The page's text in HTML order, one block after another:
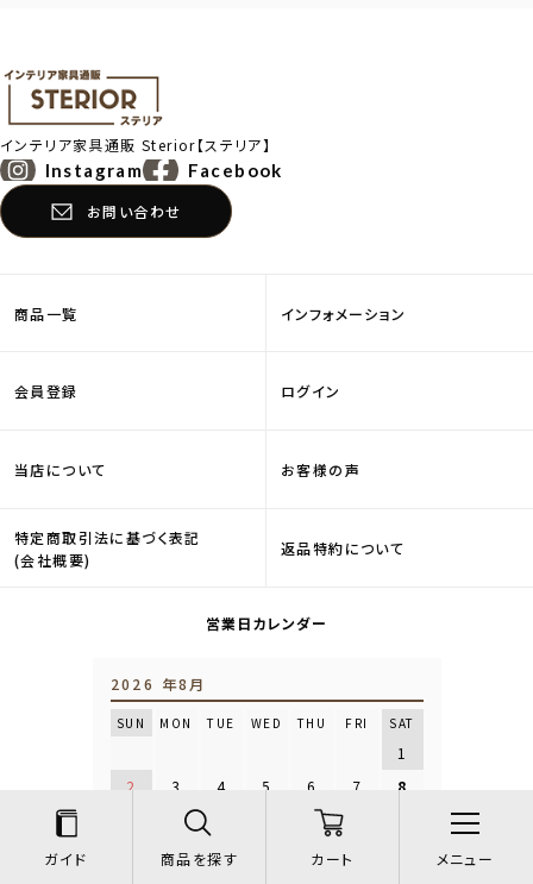
インテリア家具通販Sterior【ステリア】
Instagram Facebook
お問い合わせ
商品一覧 インフォメーション
会員登録 ログイン
当店について お客様の声
特定商取引法に基づく表記
(会社概要)
返品特約について
営業日カレンダー
2026 年8月
SUN MON TUE WED THU FRI SAT
1
2
3 4 5 6 7
8
10 13
17 18 20 21